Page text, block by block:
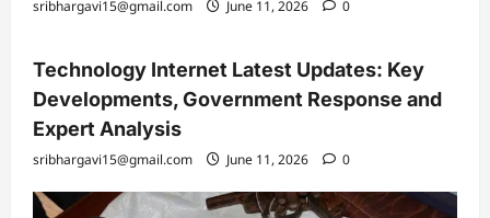
sribhargavi15@gmail.com June 11, 2026 0
Technology Internet Latest Updates: Key
Developments, Government Response and
Expert Analysis
sribhargavi15@gmail.com June 11, 2026 0